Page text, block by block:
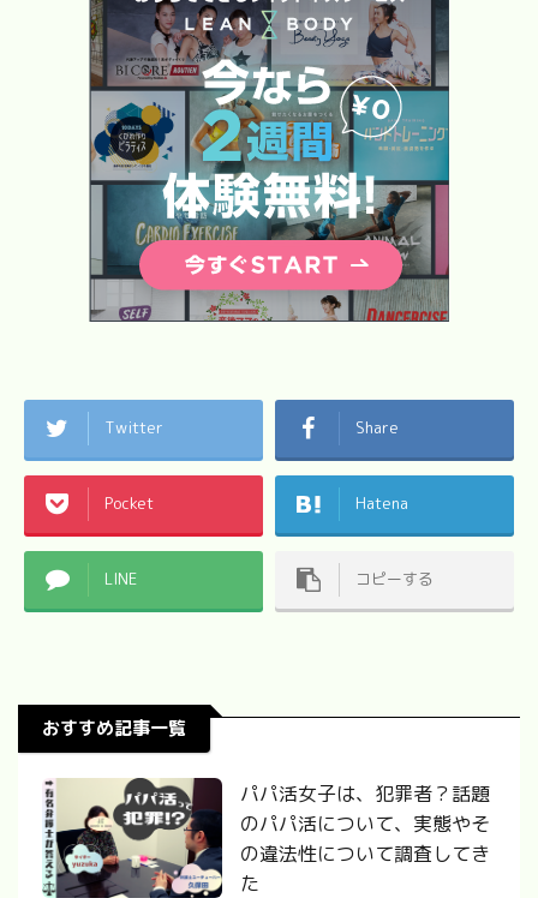
Twitter Share
Pocket Hatena
LINE コピーする
おすすめ記事一覧
パパ活女子は、犯罪者？話題
のパパ活について、実態やそ
の違法性について調査してき
た